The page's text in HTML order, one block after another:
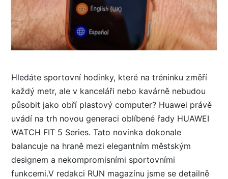
Hledáte sportovní hodinky, které na tréninku změří
každý metr, ale v kanceláři nebo kavárně nebudou
působit jako obří plastový computer? Huawei právě
uvádí na trh novou generaci oblíbené řady HUAWEI
WATCH FIT 5 Series. Tato novinka dokonale
balancuje na hraně mezi elegantním městským
designem a nekompromisními sportovními
funkcemi.V redakci RUN magazínu jsme se detailně